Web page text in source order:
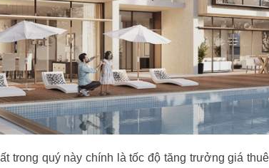
trong quý này chính là tốc độ tăng trưởng giá thuê